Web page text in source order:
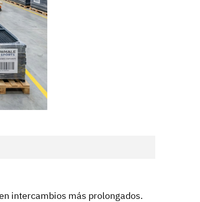
intercambios más prolongados.